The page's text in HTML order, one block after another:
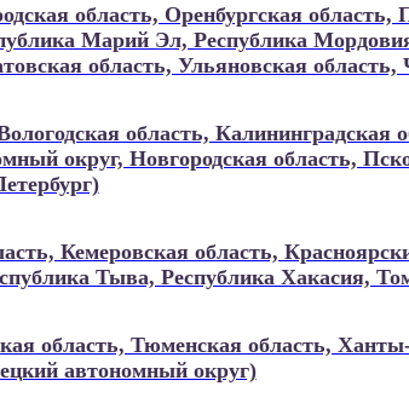
область, Оренбургская область,
Марий Эл, Республика
область, Ульяновская
область, Калининградская
округ, Новгородская область,
Кемеровская область,
Тыва, Республика Хакасия,
область, Тюменская область,
автономный округ)